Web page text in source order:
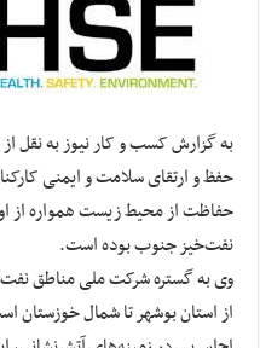
به گزارش کسب و کار نیوز به نقل
حفظ و ارتقای سلامت و ایمنی
حفاظت از محیط زیست همواره از
نفت‌خیز جنوب بوده است.
از استان بوشهر تا شمال خوزستان